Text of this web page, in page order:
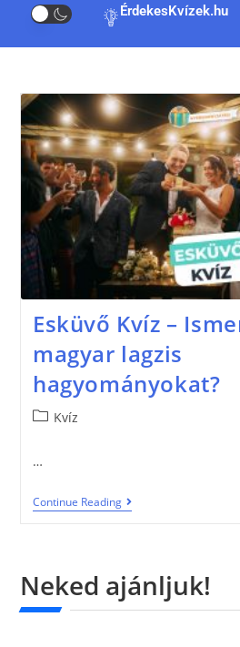
ÉrdekesKvízek.hu
Esküvő Kvíz –
magyar lagzis
hagyományokat?
Kvíz
…
Continue Reading
Neked ajánljuk!